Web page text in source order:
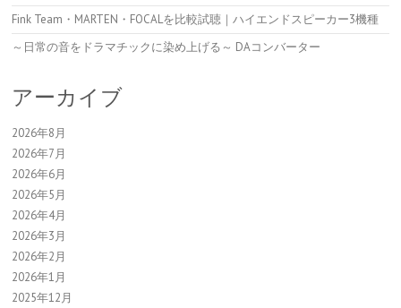
Fink Team・MARTEN・FOCALを比較試聴｜ハイエンドスピーカー3機種
～日常の音をドラマチックに染め上げる～ DAコンバーター
アーカイブ
2026年8月
2026年7月
2026年6月
2026年5月
2026年4月
2026年3月
2026年2月
2026年1月
2025年12月